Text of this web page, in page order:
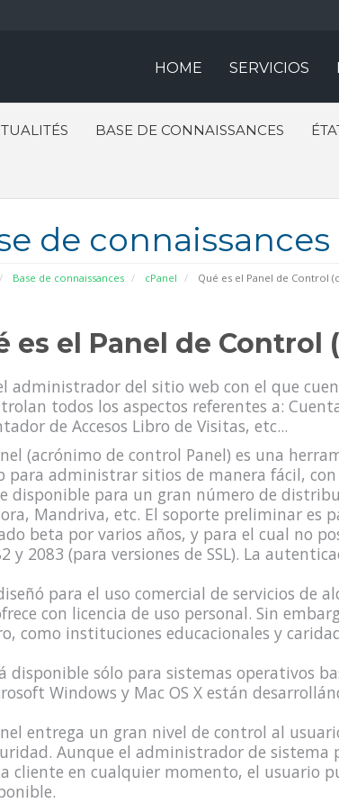
HOME SERVICIOS
BASE DE CONNAISSANCES
de connaissances
Base de connaissances cPanel Qué es el Panel de Control
es el Panel de Control
administrador del sitio web con el que
todos los aspectos referentes a:
de Accesos Libro de Visitas, etc...
(acrónimo de control Panel) es una
para administrar sitios de manera fácil,
disponible para un gran número de
Mandriva, etc. El soporte preliminar es
beta por varios años, y para el cual no
y 2083 (para versiones de SSL). La
para el uso comercial de servicios de
con licencia de uso personal. Sin
como instituciones educacionales y
disponible sólo para sistemas operativos
Windows y Mac OS X están
entrega un gran nivel de control al
Aunque el administrador de sistema
cliente en cualquier momento, el usuario